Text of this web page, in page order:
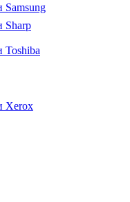
Samsung
Sharp
Toshiba
Xerox